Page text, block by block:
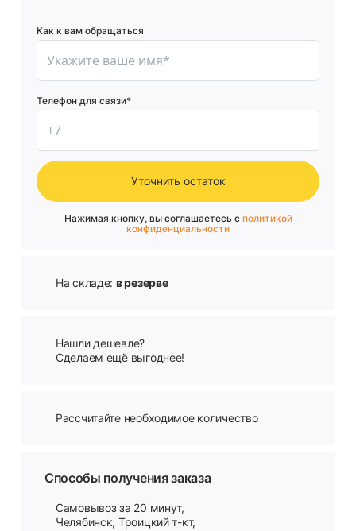
Как к вам обращаться
Телефон для связи*
Уточнить остаток
Нажимая кнопку, вы соглашаетесь с политикой
конфиденциальности
На складе: в резерве
Нашли дешевле?
Сделаем ещё выгоднее!
Рассчитайте необходимое количество
Способы получения заказа
Самовывоз за 20 минут,
Челябинск, Троицкий т-кт,